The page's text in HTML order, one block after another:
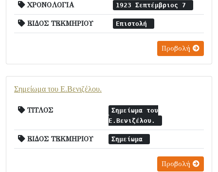
ΧΡΟΝΟΛΟΓΙΑ 1923 Σεπτέμβριος 7
ΕΙΔΟΣ ΤΕΚΜΗΡΙΟΥ Επιστολή
Προβολή
Σημείωμα του Ε.Βενιζέλου.
ΤΙΤΛΟΣ
Σημείωμα του
Ε.Βενιζέλου.
ΕΙΔΟΣ ΤΕΚΜΗΡΙΟΥ Σημείωμα
Προβολή